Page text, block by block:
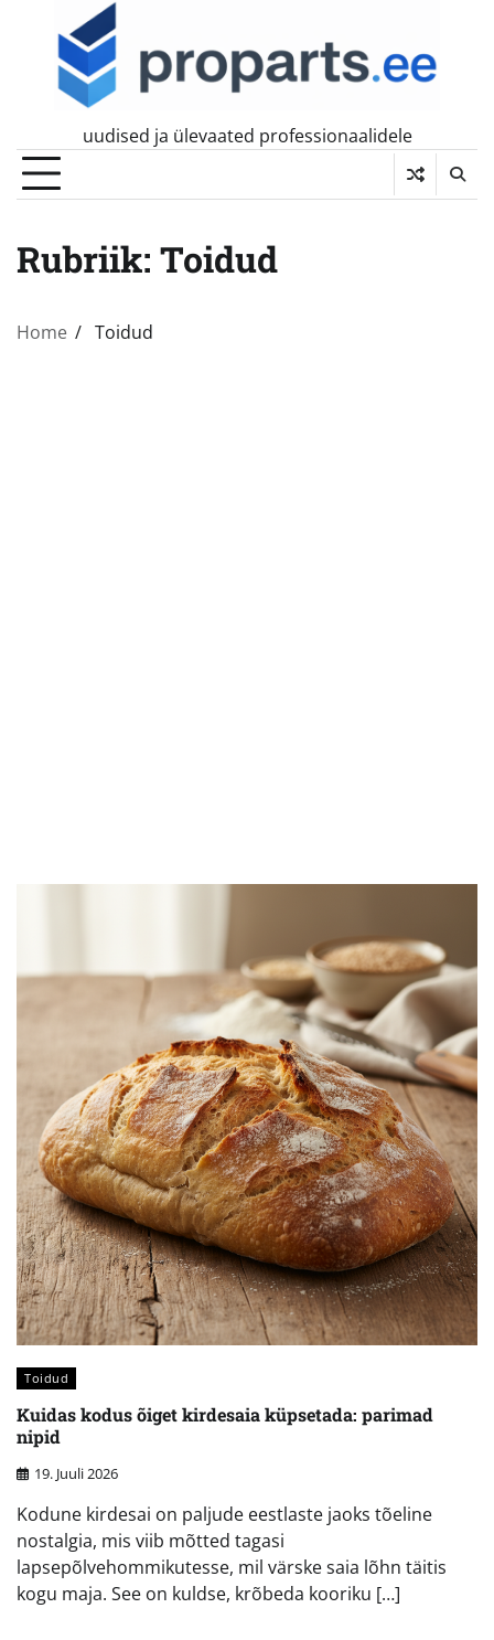
content
uudised ja ülevaated professionaalidele
Rubriik: Toidud
Home Toidud
Toidud
Kuidas kodus õiget kirdesaia küpsetada: parimad
nipid
19. Juuli 2026
Kodune kirdesai on paljude eestlaste jaoks tõeline
nostalgia, mis viib mõtted tagasi
lapsepõlvehommikutesse, mil värske saia lõhn täitis
kogu maja. See on kuldse, krõbeda kooriku […]